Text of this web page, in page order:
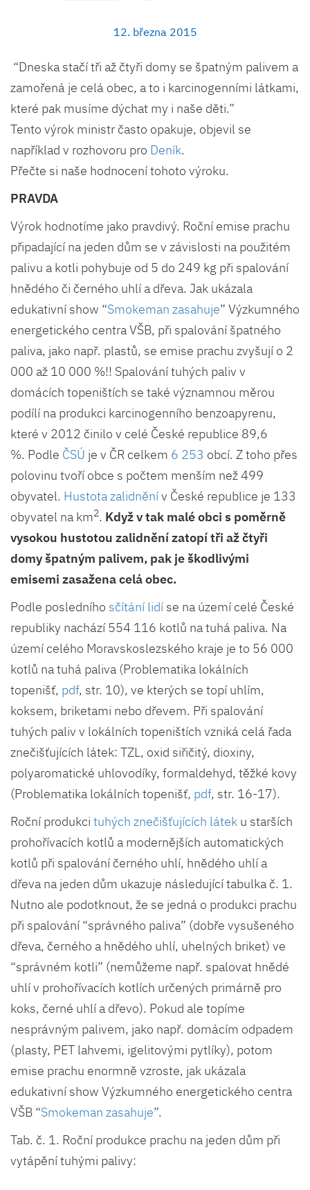
12. března 2015
“Dneska stačí tři až čtyři domy se špatným palivem a
zamořená je celá obec, a to i karcinogenními látkami,
které pak musíme dýchat my i naše děti.”
Tento výrok ministr často opakuje, objevil se
například v rozhovoru pro Deník.
Přečte si naše hodnocení tohoto výroku.
PRAVDA
Výrok hodnotíme jako pravdivý. Roční emise prachu
připadající na jeden dům se v závislosti na použitém
palivu a kotli pohybuje od 5 do 249 kg při spalování
hnědého či černého uhlí a dřeva. Jak ukázala
edukativní show “Smokeman zasahuje” Výzkumného
energetického centra VŠB, při spalování špatného
paliva, jako např. plastů, se emise prachu zvyšují o 2
000 až 10 000 %!! Spalování tuhých paliv v
domácích topeništích se také významnou měrou
podílí na produkci karcinogenního benzoapyrenu,
které v 2012 činilo v celé České republice 89,6
%. Podle ČSÚ je v ČR celkem 6 253 obcí. Z toho přes
polovinu tvoří obce s počtem menším než 499
obyvatel. Hustota zalidněnív České republice je 133
obyvatel na km2. Když v tak malé obci s poměrně
vysokou hustotou zalidnění zatopí tři až čtyři
domy špatným palivem, pak je škodlivými
emisemi zasažena celá obec.
Podle posledního sčítání lidí se na území celé České
republiky nachází 554 116 kotlů na tuhá paliva. Na
území celého Moravskoslezského kraje je to 56 000
kotlů na tuhá paliva (Problematika lokálních
topenišť, pdf, str. 10), ve kterých se topí uhlím,
koksem, briketami nebo dřevem. Při spalování
tuhých paliv v lokálních topeništích vzniká celá řada
znečišťujících látek: TZL, oxid siřičitý, dioxiny,
polyaromatické uhlovodíky, formaldehyd, těžké kovy
(Problematika lokálních topenišť, pdf, str. 16-17).
Roční produkci tuhých znečišťujících látek u starších
prohořívacích kotlů a modernějších automatických
kotlů při spalování černého uhlí, hnědého uhlí a
dřeva na jeden dům ukazuje následující tabulka č. 1.
Nutno ale podotknout, že se jedná o produkci prachu
při spalování “správného paliva” (dobře vysušeného
dřeva, černého a hnědého uhlí, uhelných briket) ve
“správném kotli” (nemůžeme např. spalovat hnědé
uhlí v prohořívacích kotlích určených primárně pro
koks, černé uhlí a dřevo). Pokud ale topíme
nesprávným palivem, jako např. domácím odpadem
(plasty, PET lahvemi, igelitovými pytlíky), potom
emise prachu enormně vzroste, jak ukázala
edukativní show Výzkumného energetického centra
VŠB “Smokeman zasahuje”.
Tab. č. 1. Roční produkce prachu na jeden dům při
vytápění tuhými palivy: